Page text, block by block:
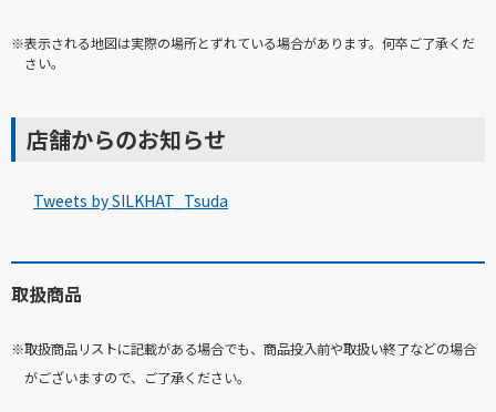
※表示される地図は実際の場所とずれている場合があります。何卒ご了承くだ
さい。
店舗からのお知らせ
Tweets by SILKHAT_Tsuda
取扱商品
※取扱商品リストに記載がある場合でも、商品投入前や取扱い終了などの場合
がございますので、ご了承ください。